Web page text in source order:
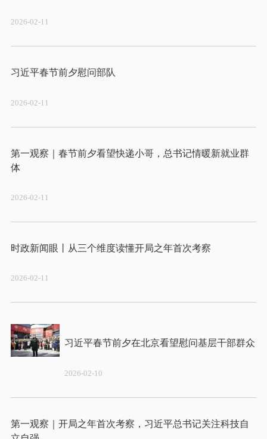
2026-02-11
2026-02-11
第一观察｜春节前夕看望快递小哥，总书记情暖新就业群
体
2026-02-11
2026-02-11
2026-02-10
第一观察｜开局之年首次考察，习近平总书记关注科技自